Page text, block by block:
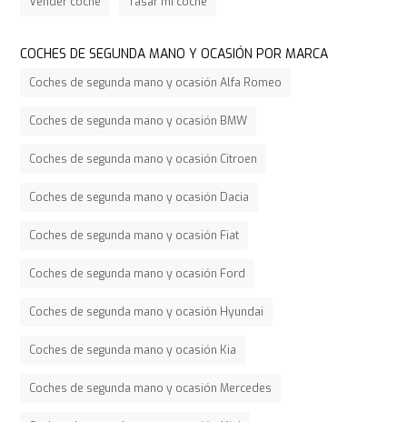
COCHES DE SEGUNDA MANO Y OCASIÓN POR MARCA
Coches de segunda mano y ocasión Alfa Romeo
Coches de segunda mano y ocasión BMW
Coches de segunda mano y ocasión Citroen
Coches de segunda mano y ocasión Dacia
Coches de segunda mano y ocasión Fiat
Coches de segunda mano y ocasión Ford
Coches de segunda mano y ocasión Hyundai
Coches de segunda mano y ocasión Kia
Coches de segunda mano y ocasión Mercedes